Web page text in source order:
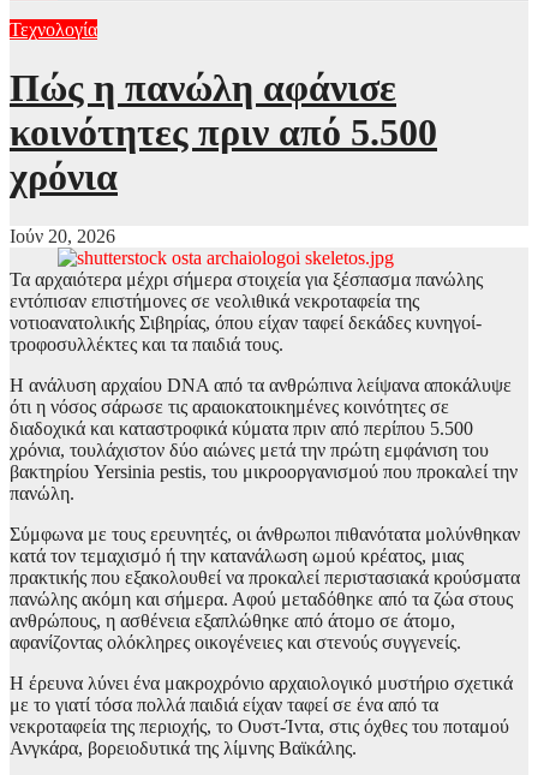
Τεχνολογία
Πώς η πανώλη αφάνισε
κοινότητες πριν από 5.500
χρόνια
Ιούν 20, 2026
Τα αρχαιότερα μέχρι σήμερα στοιχεία για ξέσπασμα πανώλης
εντόπισαν επιστήμονες σε νεολιθικά νεκροταφεία της
νοτιοανατολικής Σιβηρίας, όπου είχαν ταφεί δεκάδες κυνηγοί-
τροφοσυλλέκτες και τα παιδιά τους.
Η ανάλυση αρχαίου DNA από τα ανθρώπινα λείψανα αποκάλυψε
ότι η νόσος σάρωσε τις αραιοκατοικημένες κοινότητες σε
διαδοχικά και καταστροφικά κύματα πριν από περίπου 5.500
χρόνια, τουλάχιστον δύο αιώνες μετά την πρώτη εμφάνιση του
βακτηρίου Yersinia pestis, του μικροοργανισμού που προκαλεί την
πανώλη.
Σύμφωνα με τους ερευνητές, οι άνθρωποι πιθανότατα μολύνθηκαν
κατά τον τεμαχισμό ή την κατανάλωση ωμού κρέατος, μιας
πρακτικής που εξακολουθεί να προκαλεί περιστασιακά κρούσματα
πανώλης ακόμη και σήμερα. Αφού μεταδόθηκε από τα ζώα στους
ανθρώπους, η ασθένεια εξαπλώθηκε από άτομο σε άτομο,
αφανίζοντας ολόκληρες οικογένειες και στενούς συγγενείς.
Η έρευνα λύνει ένα μακροχρόνιο αρχαιολογικό μυστήριο σχετικά
με το γιατί τόσα πολλά παιδιά είχαν ταφεί σε ένα από τα
νεκροταφεία της περιοχής, το Ουστ-Ίντα, στις όχθες του ποταμού
Ανγκάρα, βορειοδυτικά της λίμνης Βαϊκάλης.